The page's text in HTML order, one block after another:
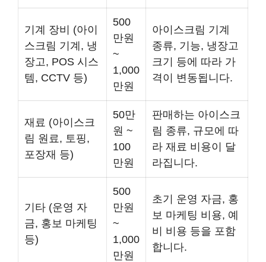
기계 장비 (아이
스크림 기계, 냉
장고, POS 시스
템, CCTV 등)
500
만원
~
1,000
만원
아이스크림 기계
종류, 기능, 냉장고
크기 등에 따라 가
격이 변동됩니다.
재료 (아이스크
림 원료, 토핑,
포장재 등)
50만
원 ~
100
만원
판매하는 아이스크
림 종류, 규모에 따
라 재료 비용이 달
라집니다.
기타 (운영 자
금, 홍보 마케팅
등)
500
만원
~
1,000
만원
초기 운영 자금, 홍
보 마케팅 비용, 예
비 비용 등을 포함
합니다.